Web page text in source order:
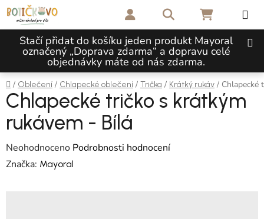
Přejít na obsah
Stačí přidat do košíku jeden produkt Mayoral
označený „Doprava zdarma“ a dopravu celé
objednávky máte od nás zdarma.
Hledat NÁKUPNÍ
Domů
/ Oblečení / Chlapecké oblečení / Trička / Krátký rukáv / Chlapecké
Chlapecké tričko s krátkým
rukávem - Bílá
Průměrné hodnocení produktu je 0,0 z 5 hvězdiček.
Neohodnoceno Podrobnosti hodnocení
Značka: Mayoral